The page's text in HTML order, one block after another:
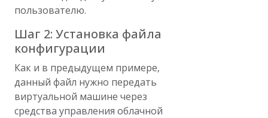
пользователю.
Шаг 2: Установка файла
конфигурации
Как и в предыдущем примере,
данный файл нужно передать
виртуальной машине через
средства управления облачной